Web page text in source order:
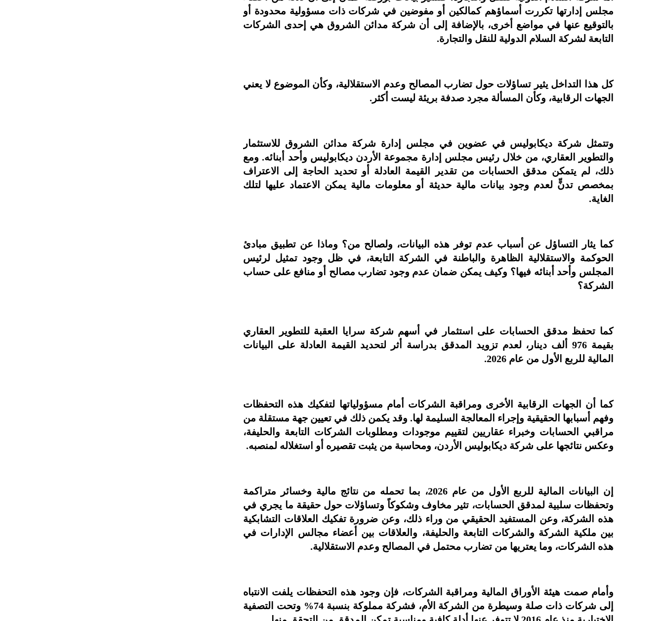
مجلس إدارتها تكررت أسماؤهم كمالكين أو مفوضين في شركات ذات مسؤولية محدودة أو
بالتوقيع عنها في مواضع أخرى، بالإضافة إلى أن شركة مدائن الشروق هي إحدى الشركات
التابعة لشركة السلام الدولية للنقل والتجارة.
كل هذا التداخل يثير تساؤلات حول تضارب المصالح وعدم الاستقلالية، وكأن الموضوع لا يعني
الجهات الرقابية، وكأن المسألة مجرد صدفة بريئة ليست أكثر.
وتتمثل شركة ديكابوليس في عضوين في مجلس إدارة شركة مدائن الشروق للاستثمار
والتطوير العقاري، من خلال رئيس مجلس إدارة مجموعة الأردن ديكابوليس وأحد أبنائه. ومع
ذلك، لم يتمكن مدقق الحسابات من تقدير القيمة العادلة أو تحديد الحاجة إلى الاعتراف
بمخصص تدنٍّ لعدم وجود بيانات مالية حديثة أو معلومات مالية يمكن الاعتماد عليها لتلك
الغاية.
كما يثار التساؤل عن أسباب عدم توفر هذه البيانات، ولصالح من؟ وماذا عن تطبيق مبادئ
الحوكمة والاستقلالية الظاهرة والباطنة في الشركة التابعة، في ظل وجود تمثيل لرئيس
المجلس وأحد أبنائه فيها؟ وكيف يمكن ضمان عدم وجود تضارب مصالح أو منافع على حساب
الشركة؟
كما تحفظ مدقق الحسابات على استثمار في أسهم شركة سرايا العقبة للتطوير العقاري
بقيمة 976 ألف دينار، لعدم تزويد المدقق بدراسة أثر لتحديد القيمة العادلة على البيانات
المالية للربع الأول من عام 2026.
كما أن الجهات الرقابية الأخرى ومراقبة الشركات أمام مسؤولياتها لتفكيك هذه التحفظات
وفهم أسبابها الحقيقية وإجراء المعالجة السليمة لها. وقد يكمن ذلك في تعيين جهة مستقلة من
مراقبي الحسابات وخبراء عقاريين لتقييم موجودات ومطلوبات الشركات التابعة والحليفة،
وعكس نتائجها على شركة ديكابوليس الأردن، ومحاسبة من يثبت تقصيره أو استغلاله لمنصبه.
إن البيانات المالية للربع الأول من عام 2026، بما تحمله من نتائج مالية وخسائر متراكمة
وتحفظات سلبية لمدقق الحسابات، تثير مخاوف وشكوكاً وتساؤلات حول حقيقة ما يجري في
هذه الشركة، وعن المستفيد الحقيقي من وراء ذلك، وعن ضرورة تفكيك العلاقات التشابكية
بين ملكية الشركة والشركات التابعة والحليفة، والعلاقات بين أعضاء مجالس الإدارات في
هذه الشركات، وما يعتريها من تضارب محتمل في المصالح وعدم الاستقلالية.
وأمام صمت هيئة الأوراق المالية ومراقبة الشركات، فإن وجود هذه التحفظات يلفت الانتباه
إلى شركات ذات صلة وسيطرة من الشركة الأم، فشركة مملوكة بنسبة 74% وتحت التصفية